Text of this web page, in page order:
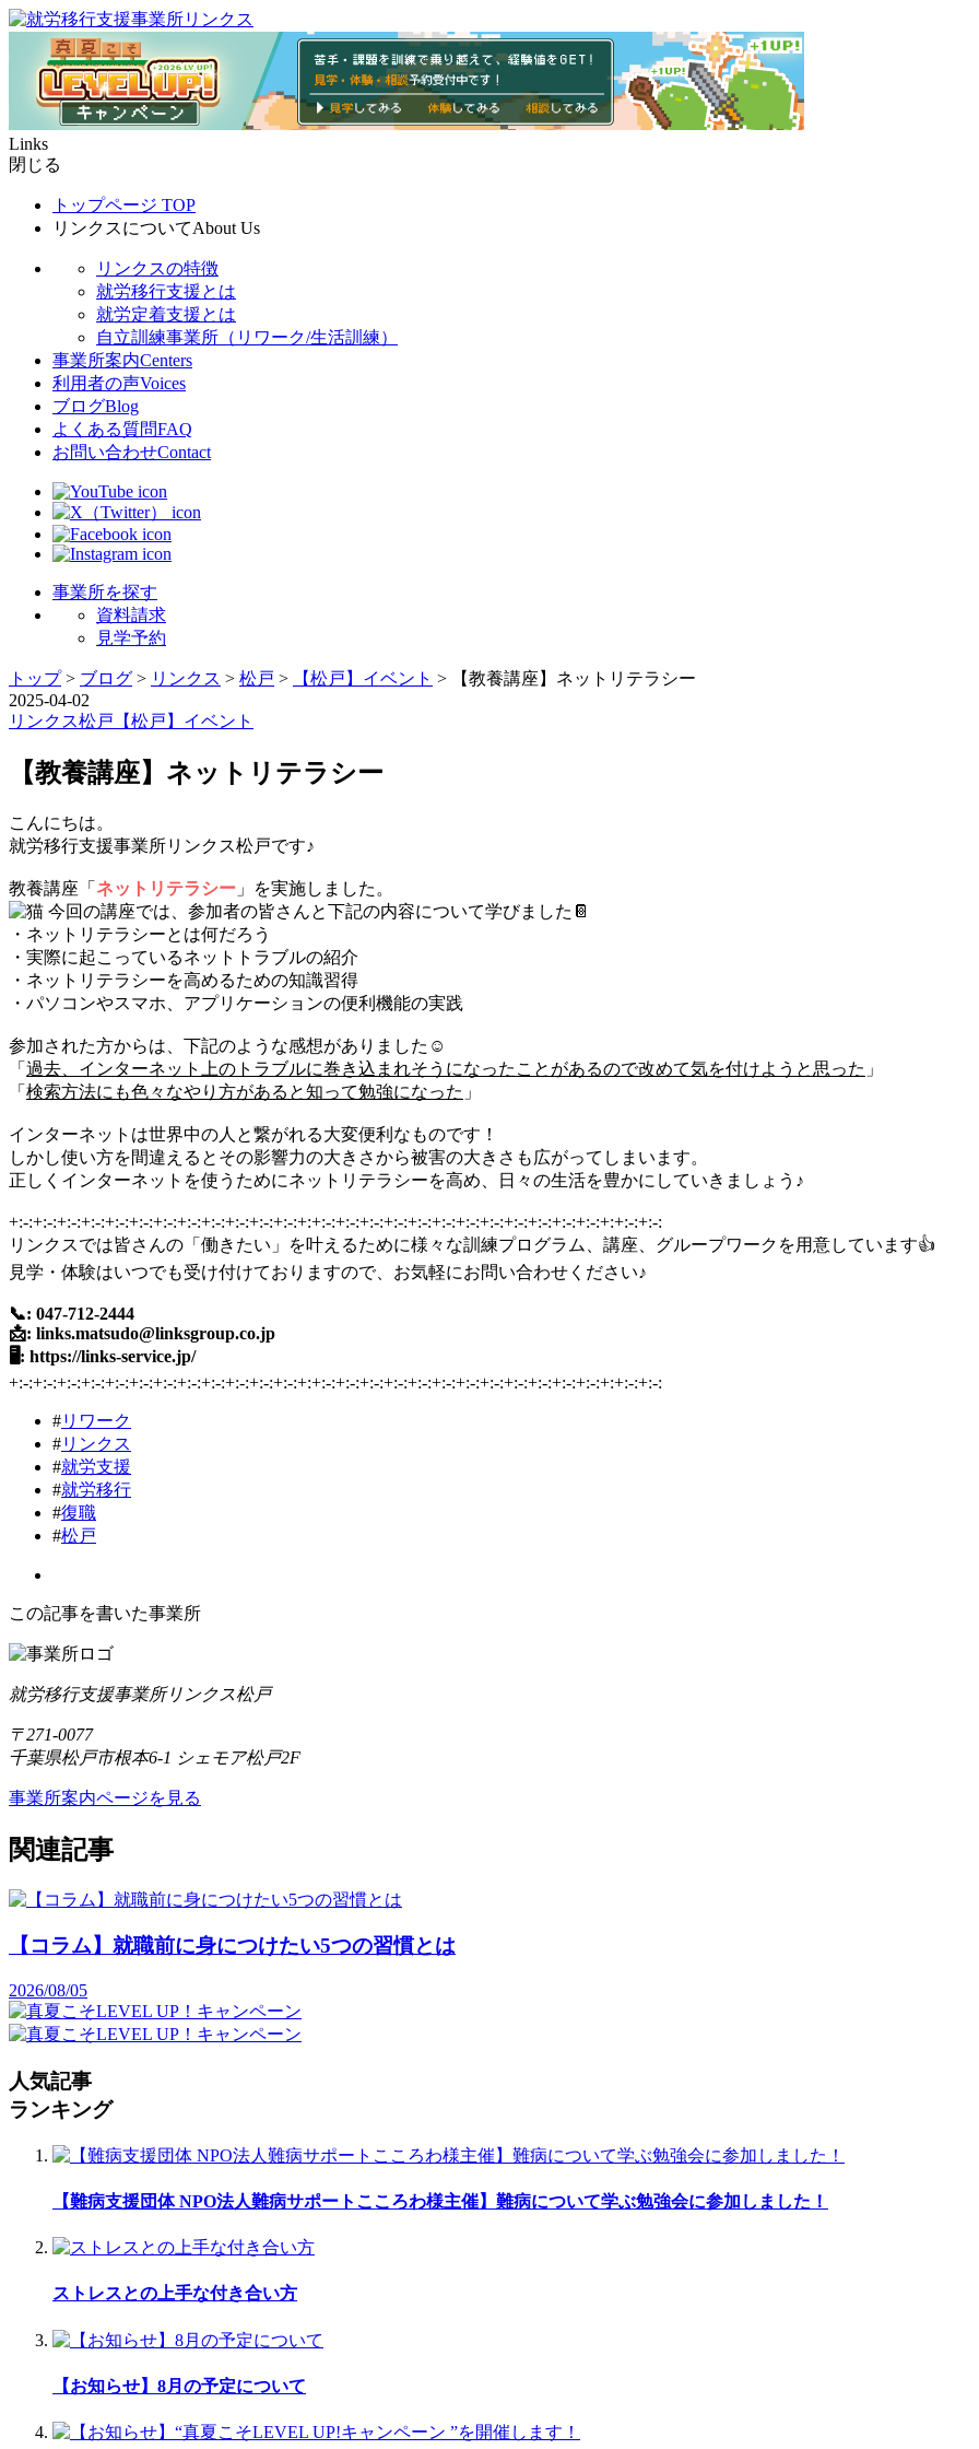
Links
閉じる
トップページ TOP
リンクスについてAbout Us
リンクスの特徴
就労移行支援とは
就労定着支援とは
自立訓練事業所（リワーク/生活訓練）
事業所案内Centers
利用者の声Voices
ブログBlog
よくある質問FAQ
お問い合わせContact
事業所を探す
資料請求
見学予約
トップ> ブログ > リンクス > 松戸 > 【松戸】イベント >
【教養講座】ネットリテラシー
2025-04-02
リンクス松戸 【松戸】イベント
【教養講座】ネットリテラシー
こんにちは。
就労移行支援事業所リンクス松戸です♪
教養講座「 ネットリテラシー 」を実施しました。
今回の講座では、参加者の皆さんと下記の内容について学びました📔
・ネットリテラシーとは何だろう
・実際に起こっているネットトラブルの紹介
・ネットリテラシーを高めるための知識習得
・パソコンやスマホ、アプリケーションの便利機能の実践
参加された方からは、下記のような感想がありました☺
「 過去、インターネット上のトラブルに巻き込まれそうになったことがあるので改めて気を付けようと思った 」
「 検索方法にも色々なやり方があると知って勉強になった 」
インターネットは世界中の人と繋がれる大変便利なものです！
しかし使い方を間違えるとその影響力の大きさから被害の大きさも広がってしまいます。
正しくインターネットを使うためにネットリテラシーを高め、日々の生活を豊かにしていきましょう♪
+:-:+:-:+:-:+:-:+:-:+:-:+:-:+:-:+:-:+:-:+:-:+:-:+:+:-:+:-:+:-:+:-:+:-:+:-:+:-:+:-:+:-:+:-:+:-:+:-:+:+:-:+:-:
リンクスでは皆さんの「働きたい」を叶えるために様々な訓練プログラム、講座、グループワークを用意しています👍
見学・体験はいつでも受け付けておりますので、お気軽にお問い合わせください♪
📞: 047-712-2444
📩: links.matsudo@linksgroup.co.jp
🖥: https://links-service.jp/
+:-:+:-:+:-:+:-:+:-:+:-:+:-:+:-:+:-:+:-:+:-:+:-:+:+:-:+:-:+:-:+:-:+:-:+:-:+:-:+:-:+:-:+:-:+:-:+:-:+:+:-:+:-:
#リワーク
#リンクス
#就労支援
#就労移行
#復職
#松戸
この記事を書いた事業所
就労移行支援事業所リンクス松戸
〒271-0077
千葉県松戸市根本6-1 シェモア松戸2F
事業所案内ページを見る
関連記事
【コラム】就職前に身につけたい5つの習慣とは
2026/08/05
人気記事
ランキング
【難病支援団体 NPO法人難病サポートこころわ様主催】難病について学ぶ勉強会に参加しました！
ストレスとの上手な付き合い方
【お知らせ】8月の予定について